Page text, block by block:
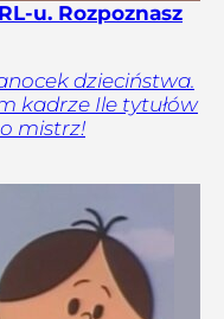
u. Rozpoznasz
dzieciństwa.
kadrze Ile tytułów
mistrz!